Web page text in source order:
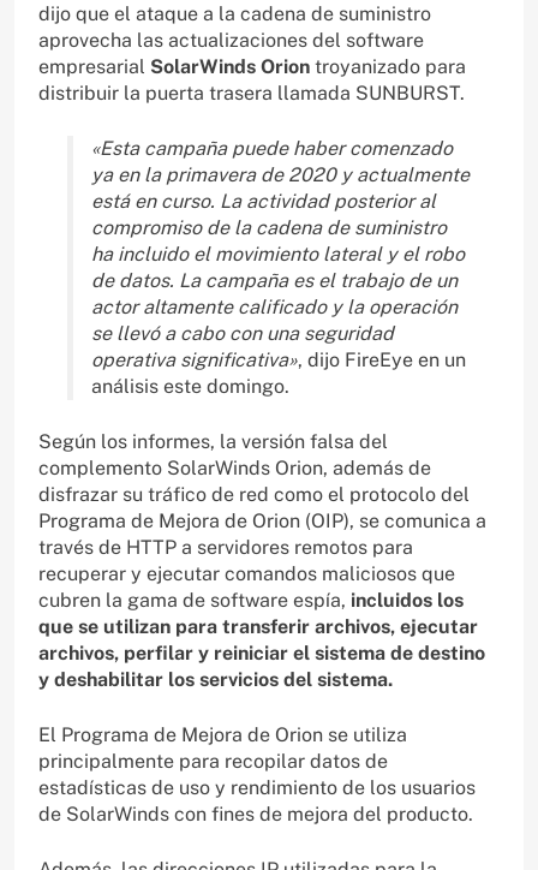
dijo que el ataque a la cadena de suministro
aprovecha las actualizaciones del software
empresarial SolarWinds Orion troyanizado para
distribuir la puerta trasera llamada SUNBURST.
«Esta campaña puede haber comenzado
ya en la primavera de 2020 y actualmente
está en curso. La actividad posterior al
compromiso de la cadena de suministro
ha incluido el movimiento lateral y el robo
de datos. La campaña es el trabajo de un
actor altamente calificado y la operación
se llevó a cabo con una seguridad
operativa significativa», dijo FireEye en un
análisis este domingo.
Según los informes, la versión falsa del
complemento SolarWinds Orion, además de
disfrazar su tráfico de red como el protocolo del
Programa de Mejora de Orion (OIP), se comunica a
través de HTTP a servidores remotos para
recuperar y ejecutar comandos maliciosos que
cubren la gama de software espía, incluidos los
que se utilizan para transferir archivos, ejecutar
archivos, perfilar y reiniciar el sistema de destino
y deshabilitar los servicios del sistema.
El Programa de Mejora de Orion se utiliza
principalmente para recopilar datos de
estadísticas de uso y rendimiento de los usuarios
de SolarWinds con fines de mejora del producto.